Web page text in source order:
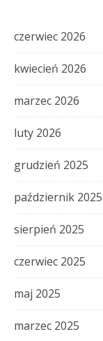
czerwiec 2026
kwiecień 2026
marzec 2026
luty 2026
grudzień 2025
październik 2025
sierpień 2025
czerwiec 2025
maj 2025
marzec 2025